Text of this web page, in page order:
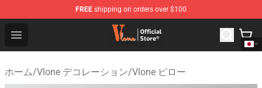
FREE shipping on orders over $100
Open menu
Vlone Shop - Official Vlone Merchandise Store
ホーム/Vlone デコレーション/Vlone ピロー